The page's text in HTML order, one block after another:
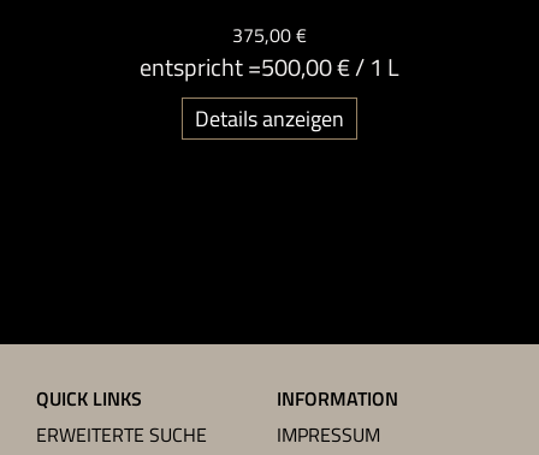
375,00 €
entspricht =500,00 €/ 1 L
Details anzeigen
QUICK LINKS
ERWEITERTE SUCHE
INFORMATION
IMPRESSUM